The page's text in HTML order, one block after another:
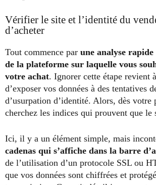
Vérifier le site et l’identité du
d’acheter
Tout commence par une analyse
de la plateforme sur laquelle vous
votre achat. Ignorer cette étape revient
d’exposer vos données à des tentatives
d’usurpation d’identité. Alors, dès votre
cherchez les indices qui prouvent que le
Ici, il y a un élément simple, mais
cadenas qui s’affiche dans la barre
de l’utilisation d’un protocole SSL ou
que vos données sont chiffrées et